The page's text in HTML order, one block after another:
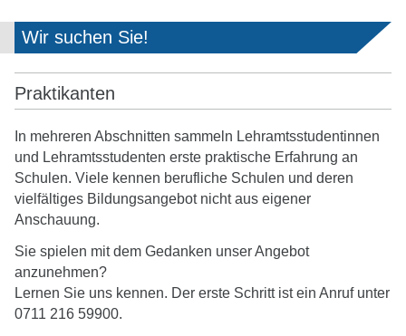
Wir suchen Sie!
Praktikanten
In mehreren Abschnitten sammeln Lehramtsstudentinnen
und Lehramtsstudenten erste praktische Erfahrung an
Schulen. Viele kennen berufliche Schulen und deren
vielfältiges Bildungsangebot nicht aus eigener
Anschauung.
Sie spielen mit dem Gedanken unser Angebot
anzunehmen?
Lernen Sie uns kennen. Der erste Schritt ist ein Anruf unter
0711 216 59900.